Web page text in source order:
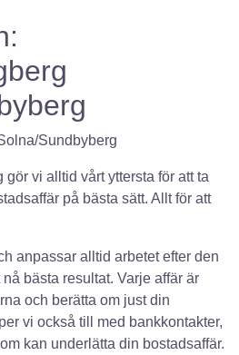
Sundbyberg
vi alltid vårt yttersta för att ta
på bästa sätt. Allt för att
anpassar alltid arbetet efter den
bästa resultat. Varje affär är
och berätta om just din
vi också till med bankkontakter,
kan underlätta din bostadsaffär.